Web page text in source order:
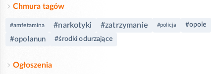
Chmura tagów
#amfetamina #narkotyki #zatrzymanie #policja #opole
#opolanun #środki odurzające
Ogłoszenia